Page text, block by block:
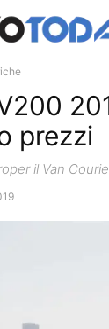
prezzi
il Van